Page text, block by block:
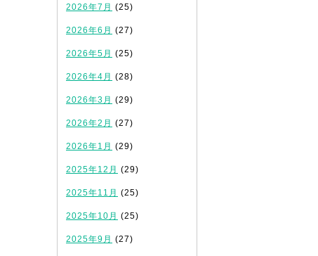
2026年7月 (25)
2026年6月 (27)
2026年5月 (25)
2026年4月 (28)
2026年3月 (29)
2026年2月 (27)
2026年1月 (29)
2025年12月 (29)
2025年11月 (25)
2025年10月 (25)
2025年9月 (27)